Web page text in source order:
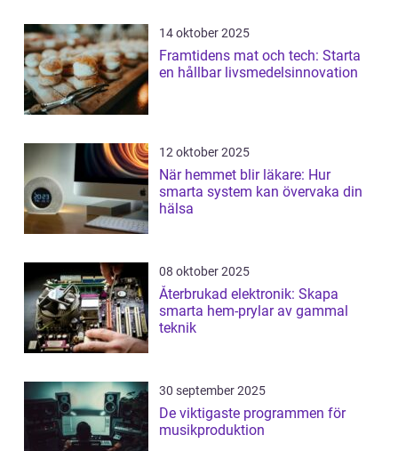
14 oktober 2025
Framtidens mat och tech: Starta
en hållbar livsmedelsinnovation
12 oktober 2025
När hemmet blir läkare: Hur
smarta system kan övervaka din
hälsa
08 oktober 2025
Återbrukad elektronik: Skapa
smarta hem-prylar av gammal
teknik
30 september 2025
De viktigaste programmen för
musikproduktion